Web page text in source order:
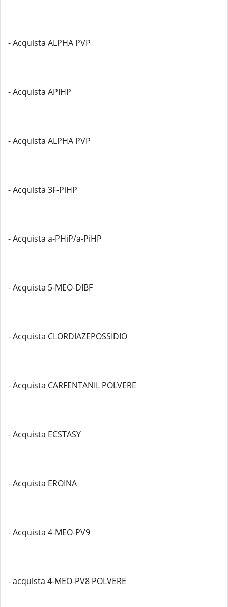
- Acquista ALPHA PVP
- Acquista APIHP
- Acquista ALPHA PVP
- Acquista 3F-PiHP
- Acquista a-PHiP/a-PiHP
- Acquista 5-MEO-DIBF
- Acquista CLORDIAZEPOSSIDIO
- Acquista CARFENTANIL POLVERE
- Acquista ECSTASY
- Acquista EROINA
- Acquista 4-MEO-PV9
- acquista 4-MEO-PV8 POLVERE